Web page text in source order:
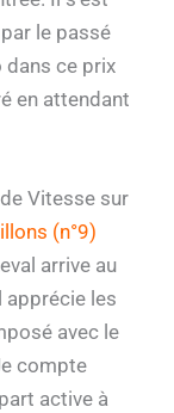
le passé
dans ce prix
en attendant
Vitesse sur
(n°9)
arrive au
les
avec le
compte
active à